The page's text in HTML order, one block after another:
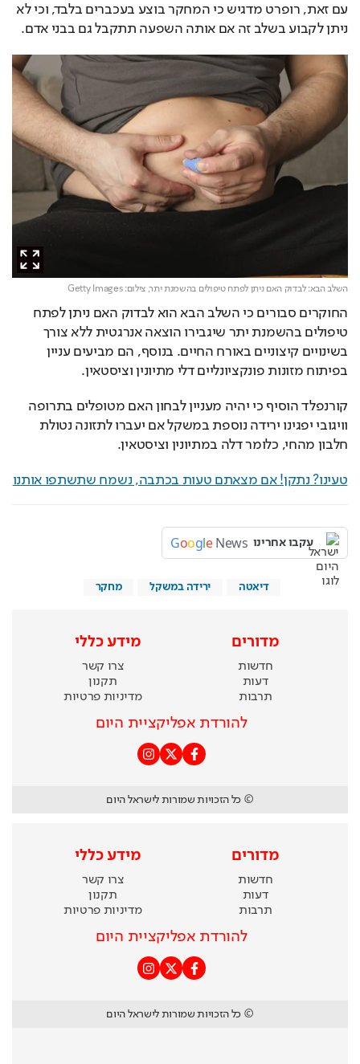
ניתן לקבוע בשלב זה אם אותה השפעה תתקבל גם בבני אדם.
השלב הבא: לבדוק האם ניתן לפתח טיפולים בהשמנת יתר, צילום: Getty Images
בפיתוח מזונות פונקציונליים דלי מתיונין וציסטאין.
חלבון מהחי, כלומר דלה במתיונין וציסטאין.
טעינו? נתקן! אם מצאתם טעות בכתבה, נשמח שתשתפו אותנו
עקבו אחרינו Google News
דיאטה ירידה במשקל מחקר
מדורים
חדשות
דעות
תרבות
מידע כללי
צרו קשר
תקנון
מדיניות פרטיות
להורדת אפליקציית היום
© כל הזכויות שמורות לישראל היום
מדורים
חדשות
דעות
תרבות
מידע כללי
צרו קשר
תקנון
מדיניות פרטיות
להורדת אפליקציית היום
© כל הזכויות שמורות לישראל היום